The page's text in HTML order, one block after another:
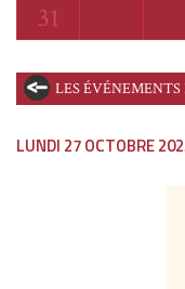
Lundi
31
LES ÉVÉNEMENTS
LUNDI 27 OCTOBRE